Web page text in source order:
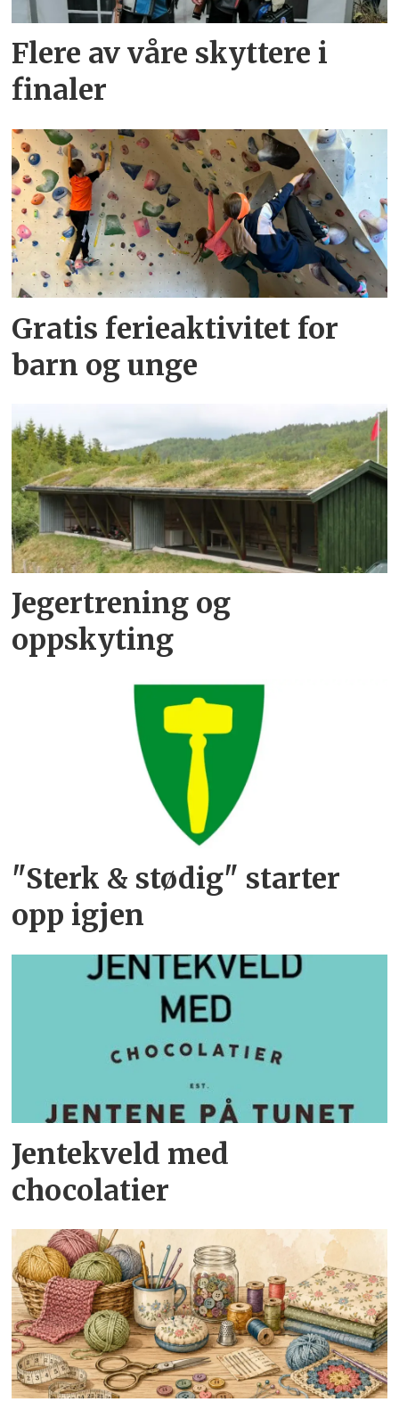
Flere av våre skyttere i
finaler
Gratis ferieaktivitet for
barn og unge
Jegertrening og
oppskyting
"Sterk & stødig" starter
opp igjen
Jentekveld med
chocolatier